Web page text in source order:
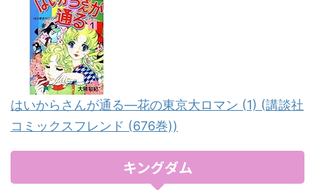
はいからさんが通る―花の東京大ロマン (1) (講談社
コミックスフレンド (676巻))
キングダム